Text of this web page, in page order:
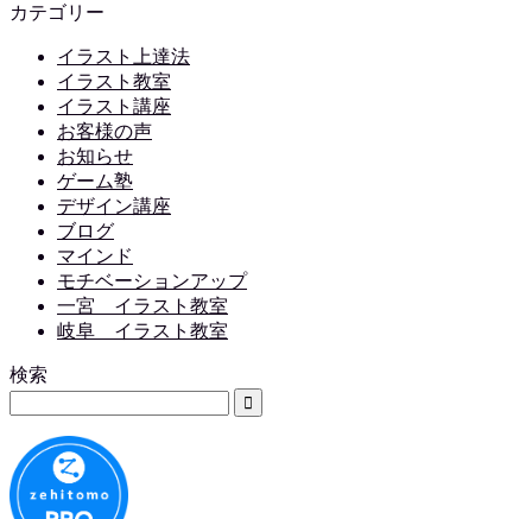
カテゴリー
イラスト上達法
イラスト教室
イラスト講座
お客様の声
お知らせ
ゲーム塾
デザイン講座
ブログ
マインド
モチベーションアップ
一宮 イラスト教室
岐阜 イラスト教室
検索